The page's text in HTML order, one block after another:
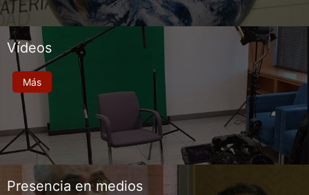
Vídeos
Más
Presencia en medios